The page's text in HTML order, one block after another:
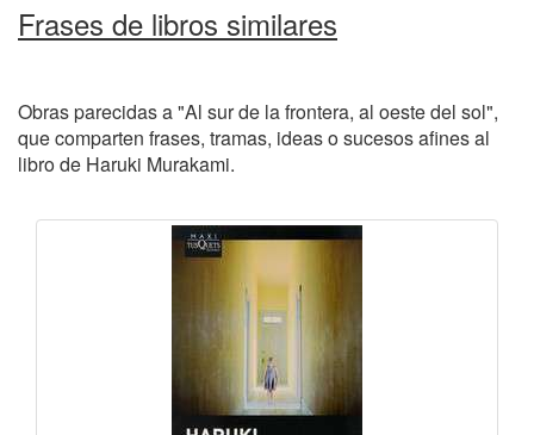
Frases de libros similares
Obras parecidas a "Al sur de la frontera, al oeste del sol",
que comparten frases, tramas, ideas o sucesos afines al
libro de Haruki Murakami.